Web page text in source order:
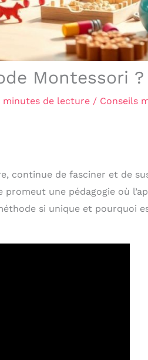
Montessori ?
minutes de lecture / Conseils
continue de fasciner et de
une pédagogie où
si unique et pourquoi